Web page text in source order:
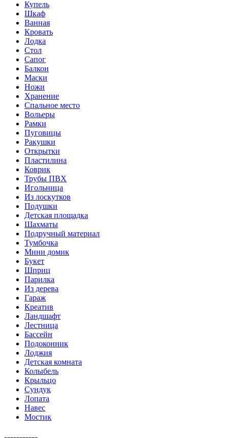
Купель
Шкаф
Ванная
Кровать
Лодка
Стол
Сапог
Балкон
Маски
Ножи
Хранение
Спальное место
Вольеры
Рамки
Пуговицы
Ракушки
Открытки
Пластилина
Коврик
Трубы ПВХ
Игольница
Из лоскутков
Подушки
Детская площадка
Шахматы
Подручный материал
Тумбочка
Мини домик
Букет
Шприц
Парилка
Из дерева
Гараж
Креатив
Ландшафт
Лестница
Бассейн
Подоконник
Лоджия
Детская комната
Колыбель
Крыльцо
Сундук
Лопата
Навес
Мостик